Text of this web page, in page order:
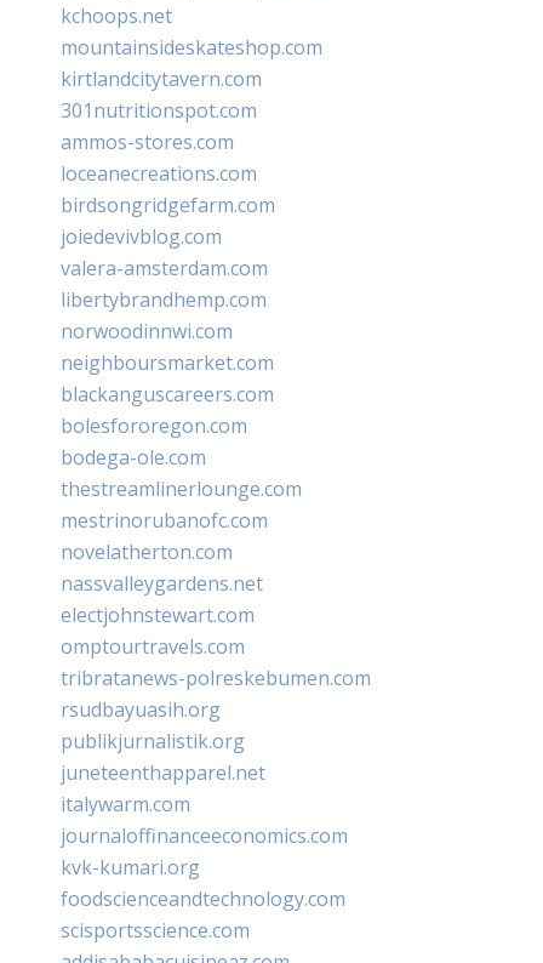
kchoops.net
mountainsideskateshop.com
kirtlandcitytavern.com
301nutritionspot.com
ammos-stores.com
loceanecreations.com
birdsongridgefarm.com
joiedevivblog.com
valera-amsterdam.com
libertybrandhemp.com
norwoodinnwi.com
neighboursmarket.com
blackanguscareers.com
bolesfororegon.com
bodega-ole.com
thestreamlinerlounge.com
mestrinorubanofc.com
novelatherton.com
nassvalleygardens.net
electjohnstewart.com
omptourtravels.com
tribratanews-polreskebumen.com
rsudbayuasih.org
publikjurnalistik.org
juneteenthapparel.net
italywarm.com
journaloffinanceeconomics.com
kvk-kumari.org
foodscienceandtechnology.com
scisportsscience.com